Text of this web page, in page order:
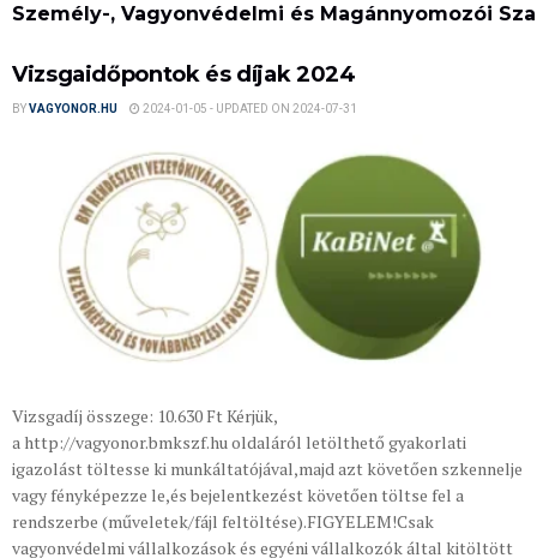
Személy-, Vagyonvédelmi és Magánnyomozói
Vizsgaidőpontok és díjak 2024
BYVAGYONOR.HU 2024-01-05 - UPDATED ON 2024-07-31
Vizsgadíj összege: 10.630 Ft Kérjük,
a http://vagyonor.bmkszf.hu oldaláról letölthető gyakorlati
igazolást töltesse ki munkáltatójával,majd azt követően szkennelje
vagy fényképezze le,és bejelentkezést követően töltse fel a
rendszerbe (műveletek/fájl feltöltése).FIGYELEM!Csak
vagyonvédelmi vállalkozások és egyéni vállalkozók által kitöltött